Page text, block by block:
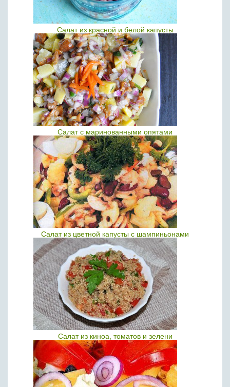
Салат из красной и белой капусты
Салат с маринованными опятами
Салат из цветной капусты с шампиньонами
Салат из киноа, томатов и зелени